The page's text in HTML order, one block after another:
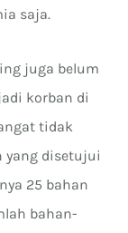
saja.
juga belum
korban di
tidak
yang disetujui
25 bahan
bahan-